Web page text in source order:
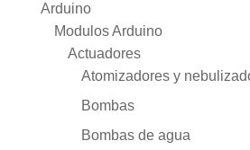
Arduino
Modulos Arduino
Actuadores
Atomizadores y
Bombas
Bombas de agua